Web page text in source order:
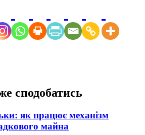
сподобатись
як працює механізм
майна